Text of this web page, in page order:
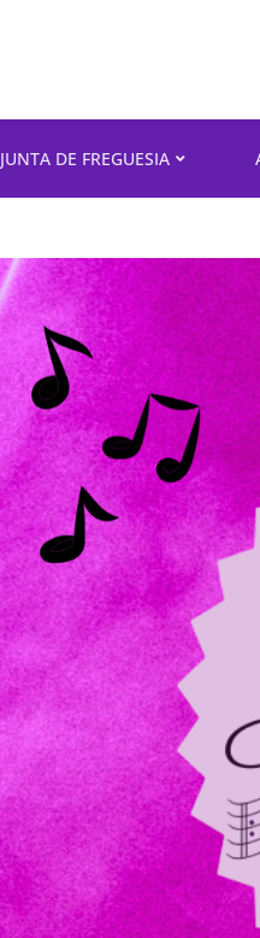
JUNTA DE FREGUESIA